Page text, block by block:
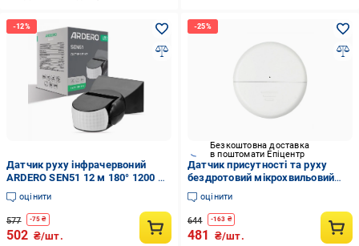
Датчик руху інфрачервоний
ARDERO SEN51 12 м 180° 1200 Вт
Чорний (iz16822)
оцінити
577 -75 ₴
502 ₴/шт.
Безкоштовна доставка
в поштомати Епіцентр
Датчик присутності та руху
бездротовий мікрохвильовий
Senso KS-WLS04
оцінити
644 -163 ₴
481 ₴/шт.